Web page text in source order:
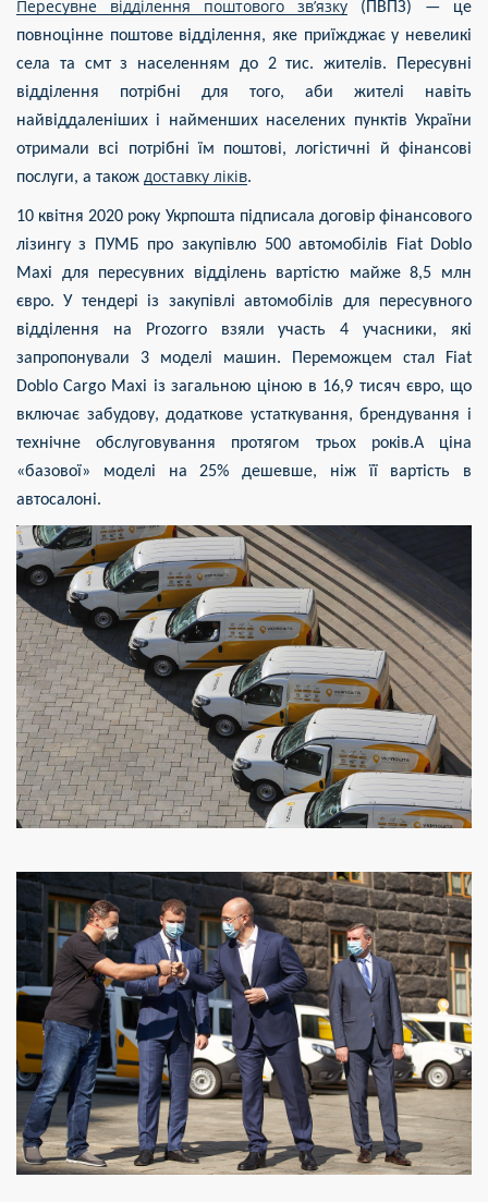
Пересувне відділення поштового зв’язку (ПВПЗ) — це
повноцінне поштове відділення, яке приїжджає у невеликі
села та смт з населенням до 2 тис. жителів. Пересувні
відділення потрібні для того, аби жителі навіть
найвіддаленіших і найменших населених пунктів України
отримали всі потрібні їм поштові, логістичні й фінансові
послуги, а також доставку ліків.
10 квітня 2020 року Укрпошта підписала договір фінансового
лізингу з ПУМБ про закупівлю 500 автомобілів Fiat Doblo
Maxi для пересувних відділень вартістю майже 8,5 млн
євро. У тендері із закупівлі автомобілів для пересувного
відділення на Prozorro взяли участь 4 учасники, які
запропонували 3 моделі машин. Переможцем стал Fiat
Doblo Cargo Maxi із загальною ціною в 16,9 тисяч євро, що
включає забудову, додаткове устаткування, брендування і
технічне обслуговування протягом трьох років.А ціна
«базової» моделі на 25% дешевше, ніж її вартість в
автосалоні.